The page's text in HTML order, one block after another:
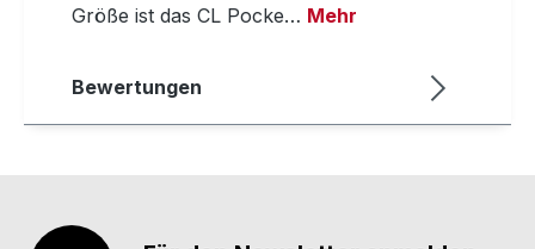
Größe ist das CL Pocke… Mehr
Bewertungen